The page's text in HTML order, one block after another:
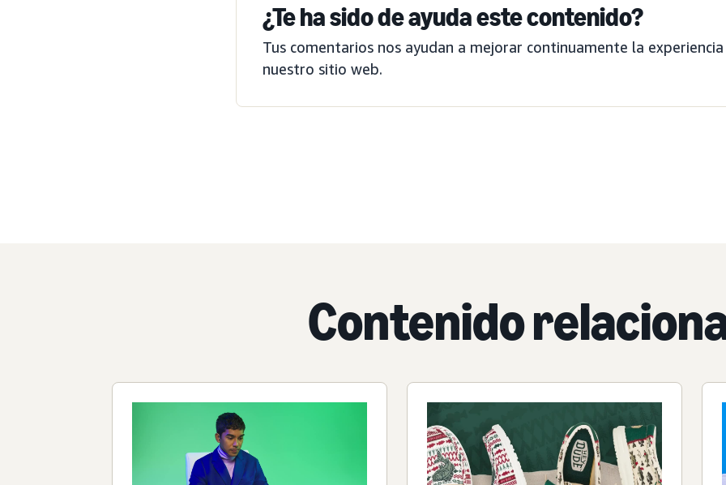
¿Te ha sido de ayuda este contenido?
Tus comentarios nos ayudan a mejorar continuamente la
nuestro sitio web.
Contenido